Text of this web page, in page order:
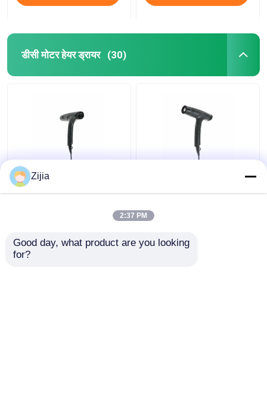
डीसी मोटर हेयर ड्रायर (30)
हाई स्पीड डीसी मोटर हेयर
ड्रायर वैयक्तिकृत
Zijia
2:37 PM
Good day, what product are you looking
for?